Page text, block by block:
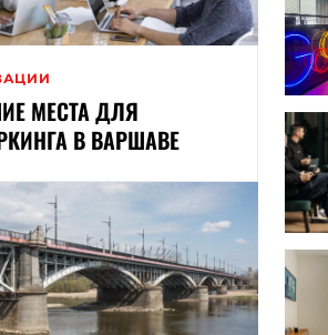
МЕСТА ДЛЯ
В ВАРШАВЕ